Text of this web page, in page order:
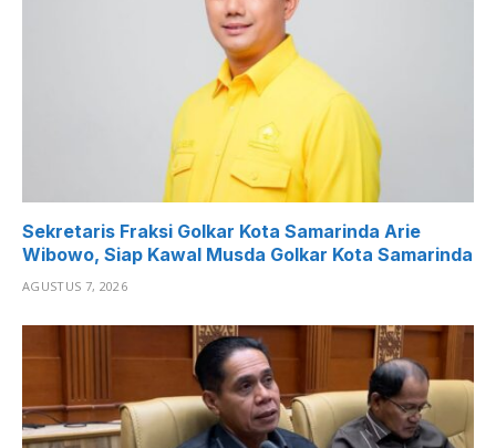
Sekretaris Fraksi Golkar Kota Samarinda Arie
Wibowo, Siap Kawal Musda Golkar Kota Samarinda
AGUSTUS 7, 2026